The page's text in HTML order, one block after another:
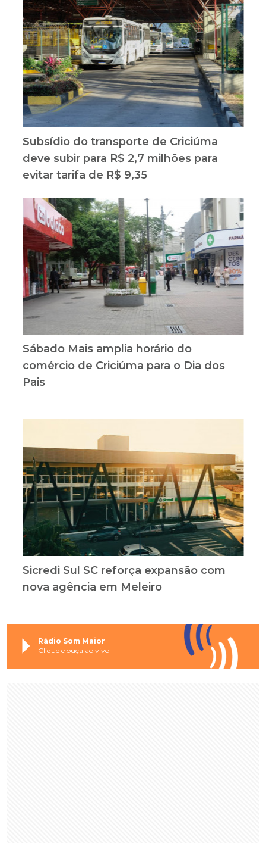
Subsídio do transporte de Criciúma
deve subir para R$ 2,7 milhões para
evitar tarifa de R$ 9,35
Sábado Mais amplia horário do
comércio de Criciúma para o Dia dos
Pais
Sicredi Sul SC reforça expansão com
nova agência em Meleiro
Rádio Som Maior
Clique e ouça ao vivo